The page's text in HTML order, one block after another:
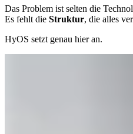
Das Problem ist selten die
Es fehlt die Struktur, die alles
HyOS setzt genau hier an.